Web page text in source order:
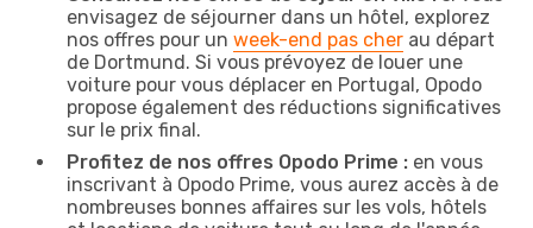
envisagez de séjourner dans un hôtel, explorez
nos offres pour un week-end pas cher au départ
de Dortmund. Si vous prévoyez de louer une
voiture pour vous déplacer en Portugal, Opodo
propose également des réductions significatives
sur le prix final.
Profitez de nos offres Opodo Prime : en vous
inscrivant à Opodo Prime, vous aurez accès à de
nombreuses bonnes affaires sur les vols, hôtels